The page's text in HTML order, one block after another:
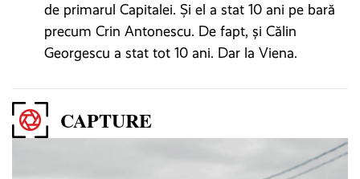
de primarul Capitalei. Și el a stat 10 ani pe bară
precum Crin Antonescu. De fapt, și Călin
Georgescu a stat tot 10 ani. Dar la Viena.
CAPTURE